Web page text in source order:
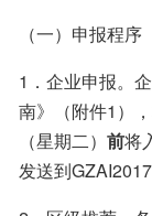
（一）申报程序
1．企业申报。
南》（附件1）
（星期二） 前将
发送到